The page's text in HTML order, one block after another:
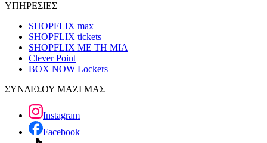
ΥΠΗΡΕΣΙΕΣ
SHOPFLIX max
SHOPFLIX tickets
SHOPFLIX ΜΕ ΤΗ ΜΙΑ
Clever Point
BOX NOW Lockers
ΣΥΝΔΕΣΟΥ ΜΑΖΙ ΜΑΣ
Instagram
Facebook